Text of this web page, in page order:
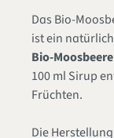
Das Bio-
ist ein
Bio-
100 ml Sirup
Früchten.
Die